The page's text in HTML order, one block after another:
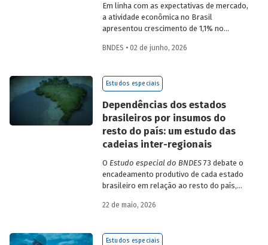
Em linha com as expectativas de mercado,
a atividade econômica no Brasil
apresentou crescimento de 1,1% no
imediatamente anterior, na série ajustada
próximos meses no
BNDES • 02 de junho, 2026
Estudos especiais
Dependências dos estados
brasileiros por insumos do
resto do país: um estudo das
cadeias inter-regionais
O Estudo especial do BNDES73 debate o
encadeamento produtivo de cada estado
brasileiro em relação ao resto do país,
quanto o estímulo a um estado ou setor
metodologia de construção de matrizes
22 de maio, 2026
Estudos especiais